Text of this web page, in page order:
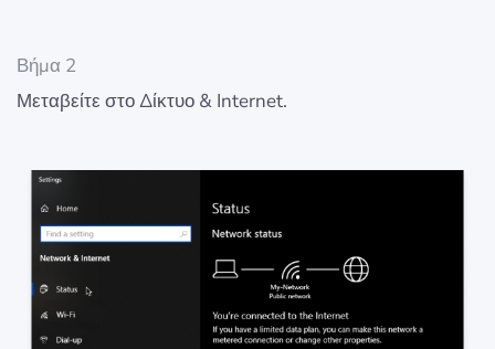
Βήμα 2
Μεταβείτε στο Δίκτυο & Internet.